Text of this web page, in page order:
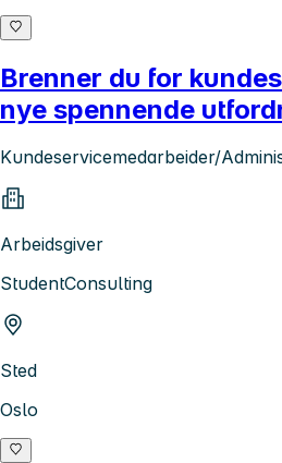
Brenner du for
nye spennende
Kundeservicemedarbeider/
Arbeidsgiver
StudentConsulting
Sted
Oslo